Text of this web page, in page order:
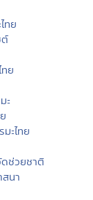
ทย
ต์
ย
ะ
ะไทย
ดช่วยชาติ
นา